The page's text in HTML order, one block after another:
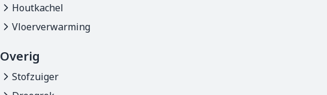
Houtkachel
Vloerverwarming
Overig
Stofzuiger